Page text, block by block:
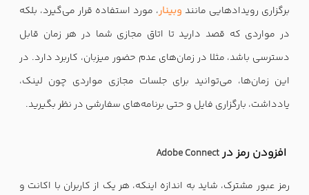
برگزاری رویدادهایی مانند وبینار، مورد استفاده قرار می‌گیرد، بلکه
در مواردی که قصد دارید تا اتاق مجازی شما در هر زمان قابل
دسترسی باشد، مثلا در زمان‌های عدم حضور میزبان، کاربرد دارد. در
این زمان‌ها، می‌توانید برای جلسات مجازی مواردی چون لینک،
یادداشت، بارگزاری فایل و حتی برنامه‌های سفارشی در نظر بگیرید.
افزودن رمز درAdobe Connect
رمز عبور مشترک، شاید به اندازه اینکه، هر یک از کاربران با اکانت و